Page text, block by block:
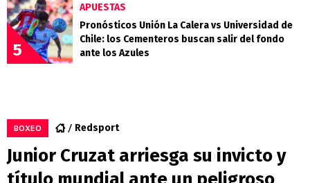
5
APUESTAS
Pronósticos Unión La Calera vs Universidad de
Chile: los Cementeros buscan salir del fondo
ante los Azules
BOXEO Redsport
Junior Cruzat arriesga su invicto y